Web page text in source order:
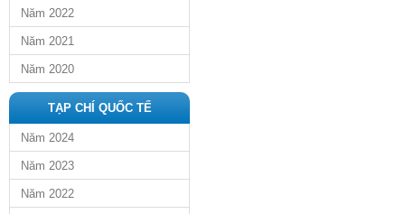
Năm 2022
Năm 2021
Năm 2020
TẠP CHÍ QUỐC TẾ
Năm 2024
Năm 2023
Năm 2022